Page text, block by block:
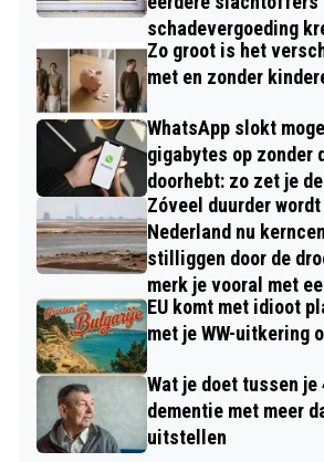
schadevergoeding
Zo groot is het
met en zonder
WhatsApp slokt
gigabytes op zonder
doorhebt: zo zet je
Zóveel duurder
Nederland nu
stilliggen door de
merk je vooral met
contract
EU komt met idioot
met je WW-uitkering
Wat je doet tussen je
dementie met meer
uitstellen